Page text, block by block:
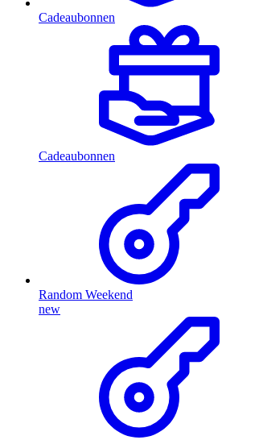
Cadeaubonnen
Cadeaubonnen
Random Weekend
new